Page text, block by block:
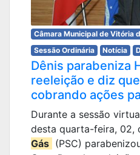
Câmara Municipal de Vitória
Sessão Ordinária
Notícia
Dênis parabeniza
reeleição e diz
cobrando ações
Durante a sessão
desta quarta-feira, 02,
Gás (PSC)